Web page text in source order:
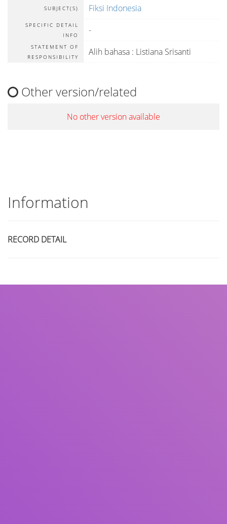
SUBJECT(S) Fiksi Indonesia
SPECIFIC DETAIL
INFO
-
STATEMENT OF
RESPONSIBILITY
Alih bahasa : Listiana Srisanti
Other version/related
No other version available
Information
RECORD DETAIL